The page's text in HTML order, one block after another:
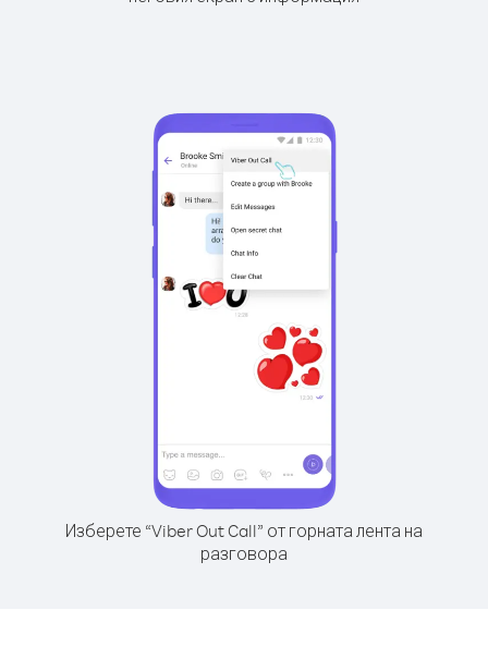
Изберете “Viber Out Call” от горната лента на
разговора